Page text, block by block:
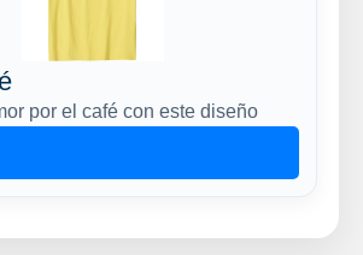
por el café con este diseño